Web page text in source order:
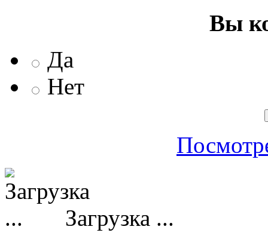
Вы
Да
Нет
Загрузка ...